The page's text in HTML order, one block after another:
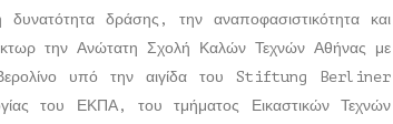
δυνατότητα δράσης, την αναποφασιστικότητα και
την Ανώτατη Σχολή Καλών Τεχνών Αθήνας με
Βερολίνο υπό την αιγίδα του Stiftung Berliner
του ΕΚΠΑ, του τμήματος Εικαστικών Τεχνών